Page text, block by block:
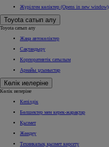
Жүрілген көліктер (Opens in new window)
Toyota сатып алу
Toyota сатып алу
Жаңа автокөліктер
Сақтандыру
Корпоративтік сатылым
Арнайы ұсыныстар
Көлік иелеріне
Көлік иелеріне
Кепілдік
Бөлшектер мен керек-жарақтар
Қызмет
Жөндеу
Техникалық қызмет көрсету